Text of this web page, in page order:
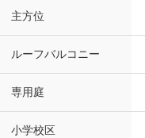
主方位
ルーフバルコニー
専用庭
小学校区